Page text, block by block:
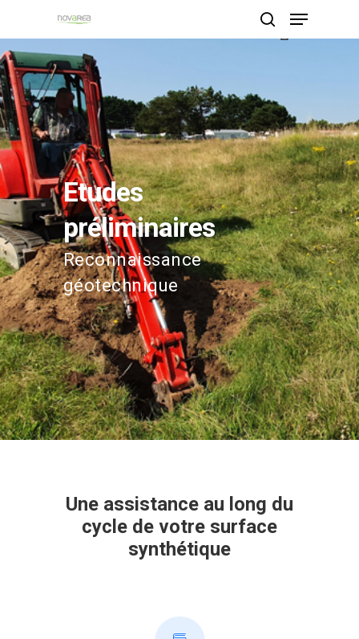
Hit enter to search or ESC to close
Etudes
préliminaires
Reconnaissance
géotechnique
Une assistance au long du
cycle de votre surface
synthétique